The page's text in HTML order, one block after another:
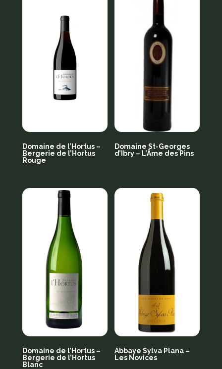
Domaine de l’Hortus –
Bergerie de l’Hortus
Rouge
Domaine St-Georges
d’Ibry – L’Âme des Pins
Domaine de l’Hortus –
Bergerie de l’Hortus
Blanc
Abbaye Sylva Plana –
Les Novices